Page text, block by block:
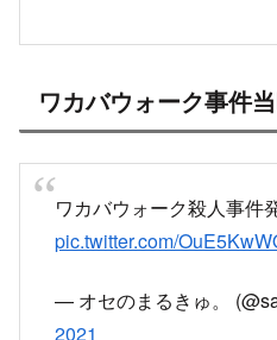
ワカバウォーク事件
ワカバウォーク殺人事件
— オセのまるきゅ。